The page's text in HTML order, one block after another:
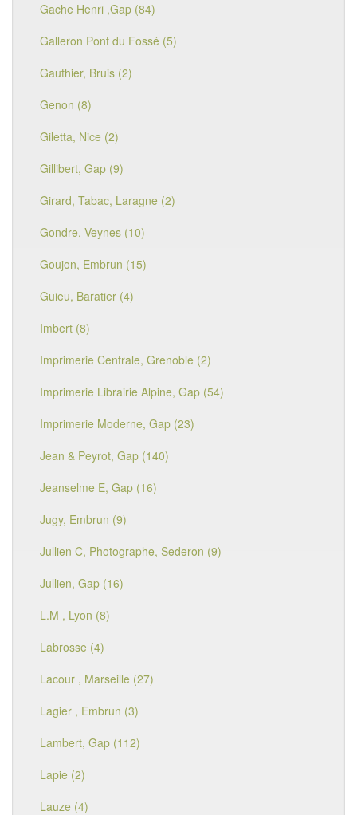
Gache Henri ,Gap (84)
Galleron Pont du Fossé (5)
Gauthier, Bruis (2)
Genon (8)
Giletta, Nice (2)
Gillibert, Gap (9)
Girard, Tabac, Laragne (2)
Gondre, Veynes (10)
Goujon, Embrun (15)
Guieu, Baratier (4)
Imbert (8)
Imprimerie Centrale, Grenoble (2)
Imprimerie Librairie Alpine, Gap (54)
Imprimerie Moderne, Gap (23)
Jean & Peyrot, Gap (140)
Jeanselme E, Gap (16)
Jugy, Embrun (9)
Jullien C, Photographe, Sederon (9)
Jullien, Gap (16)
L.M , Lyon (8)
Labrosse (4)
Lacour , Marseille (27)
Lagier , Embrun (3)
Lambert, Gap (112)
Lapie (2)
Lauze (4)